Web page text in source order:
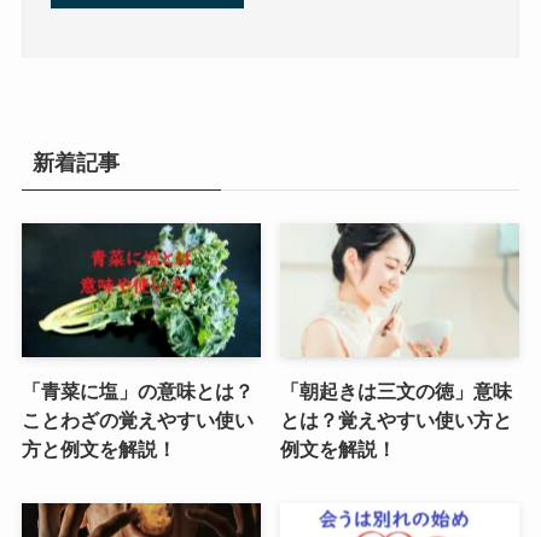
新着記事
「青菜に塩」の意味とは？
ことわざの覚えやすい使い
方と例文を解説！
「朝起きは三文の徳」意味
とは？覚えやすい使い方と
例文を解説！